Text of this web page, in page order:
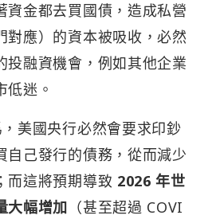
資金都去買國債，造成私營
對應）的資本被吸收，必然
投融資機會，例如其他企業
低迷。
美國央行必然會要求印鈔
自己發行的債務，從而減少
而這將預期導致 2026 年世
大幅增加 （甚至超過 COVI